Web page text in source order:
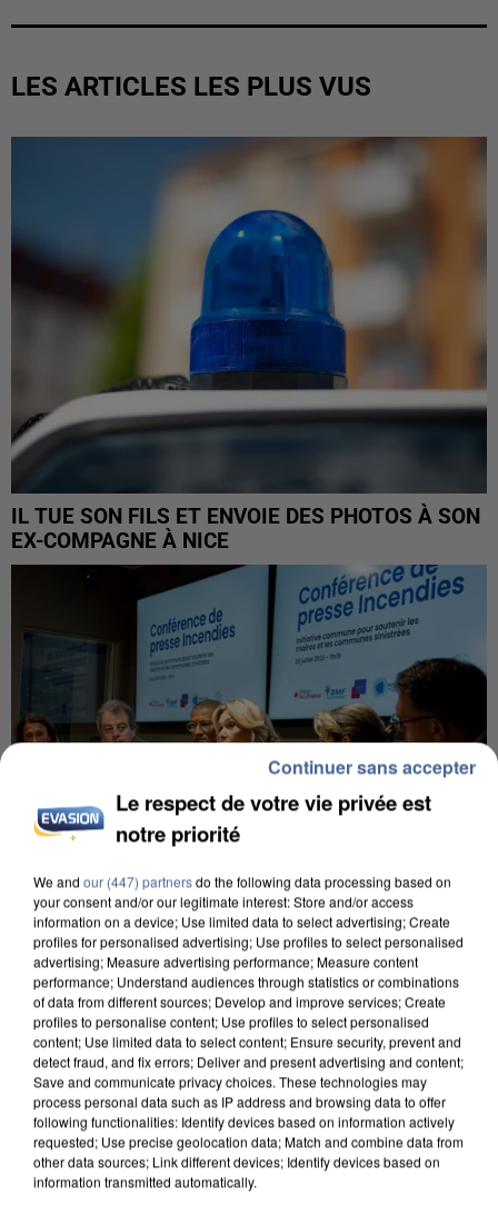
LES ARTICLES LES PLUS VUS
IL TUE SON FILS ET ENVOIE DES PHOTOS À SON
EX-COMPAGNE À NICE
INCENDIES : L’ÎLE-DE-FRANCE LANCE UN ÉLAN
DE SOLIDARITÉ AVEC LES...
Le respect de votre vie privée est
notre priorité
We and our (447) partnersdo the following data processing based on
your consent and/or our legitimate interest: Store and/or access
information on a device; Use limited data to select advertising; Create
profiles for personalised advertising; Use profiles to select personalised
advertising; Measure advertising performance; Measure content
performance; Understand audiences through statistics or combinations
of data from different sources; Develop and improve services; Create
profiles to personalise content; Use profiles to select personalised
content; Use limited data to select content; Ensure security, prevent and
detect fraud, and fix errors; Deliver and present advertising and content;
Save and communicate privacy choices. These technologies may
process personal data such as IP address and browsing data to offer
following functionalities: Identify devices based on information actively
requested; Use precise geolocation data; Match and combine data from
other data sources; Link different devices; Identify devices based on
information transmitted automatically.
Continuer sans accepter